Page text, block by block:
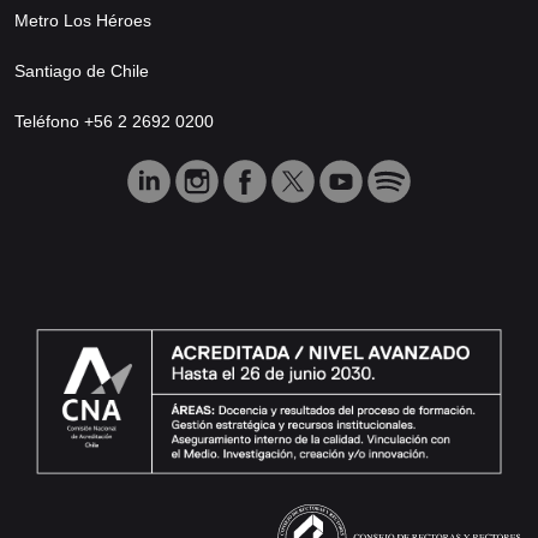
Metro Los Héroes
Santiago de Chile
Teléfono +56 2 2692 0200